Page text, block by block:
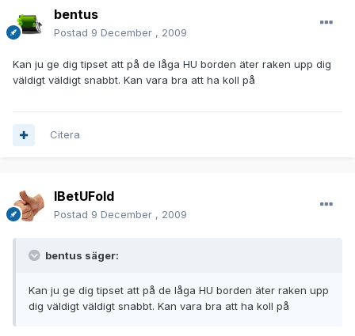
bentus
Postad 9 December , 2009
Kan ju ge dig tipset att på de låga HU borden äter raken upp dig
väldigt väldigt snabbt. Kan vara bra att ha koll på
Citera
IBetUFold
Postad 9 December , 2009
bentus säger:
Kan ju ge dig tipset att på de låga HU borden äter raken upp
dig väldigt väldigt snabbt. Kan vara bra att ha koll på